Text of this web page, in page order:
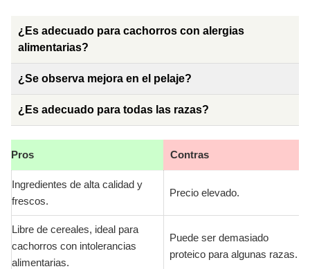
¿Es adecuado para cachorros con alergias
alimentarias?
¿Se observa mejora en el pelaje?
¿Es adecuado para todas las razas?
Pros Contras
Ingredientes de alta calidad y
frescos.
Precio elevado.
Libre de cereales, ideal para
cachorros con intolerancias
alimentarias.
Puede ser demasiado
proteico para algunas razas.